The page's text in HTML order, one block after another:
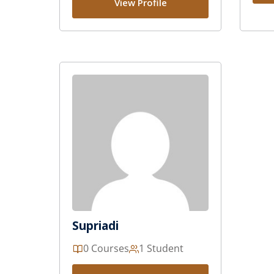
View Profile
Supriadi
0 Courses 1 Student